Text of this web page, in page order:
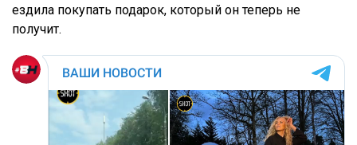
ездила покупать подарок, который он теперь не
получит.